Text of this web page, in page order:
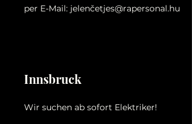
per E-Mail: jelenčetjes@rapersonal.hu
Innsbruck
Wir suchen ab sofort Elektriker!